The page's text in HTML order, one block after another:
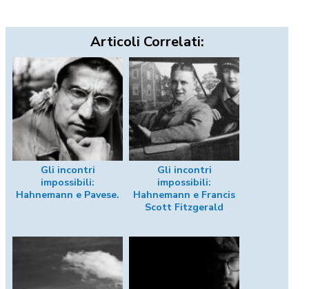
Articoli Correlati:
Gli incontri
impossibili:
Hahnemann e Pavese.
Gli incontri
impossibili:
Hahnemann e Francis
Scott Fitzgerald